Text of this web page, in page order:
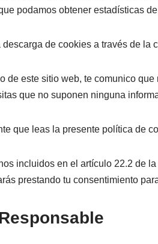
podamos obtener estadísticas
descarga de cookies a través de
de este sitio web, te comunico
que no suponen ninguna
que leas la presente política de
incluidos en el artículo 22.2 de
prestando tu consentimiento